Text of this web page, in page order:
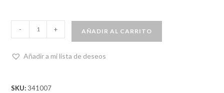
- + AÑADIR AL CARRITO
Añadir a mi lista de deseos
SKU: 341007